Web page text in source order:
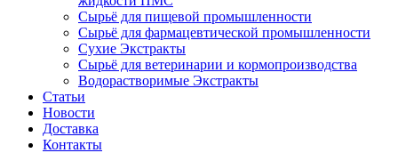
Сырьё для пищевой промышленности
Сырьё для фармацевтической промышленности
Сухие Экстракты
Сырьё для ветеринарии и кормопроизводства
Водорастворимые Экстракты
Статьи
Новости
Доставка
Контакты